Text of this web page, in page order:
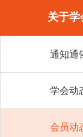
关于学
通知通
学会动
会员动